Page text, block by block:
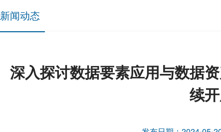
新闻动态
深入探讨数据要素应用与数据
续